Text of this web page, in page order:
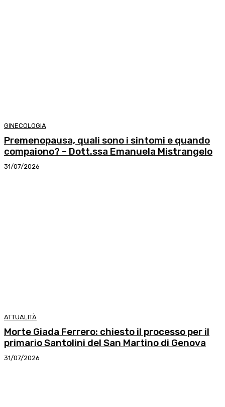
GINECOLOGIA
Premenopausa, quali sono i sintomi e quando
compaiono? – Dott.ssa Emanuela Mistrangelo
31/07/2026
ATTUALITÀ
Morte Giada Ferrero: chiesto il processo per il
primario Santolini del San Martino di Genova
31/07/2026